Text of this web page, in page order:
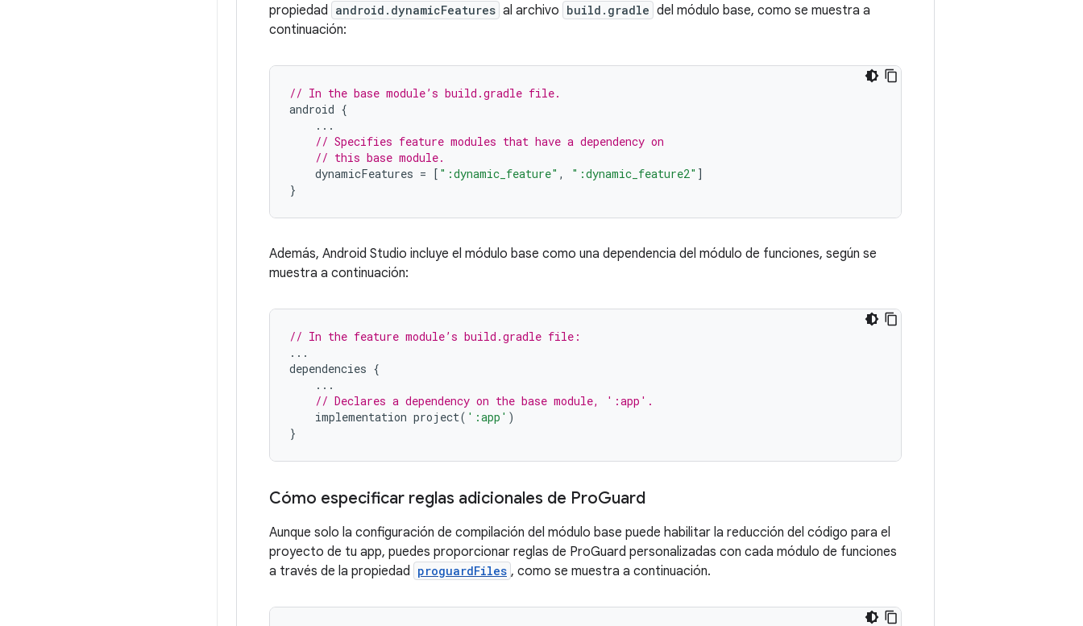
propiedad android.dynamicFeatures al archivo build.gradle del módulo base, como se muestra a
continuación:
// In the base module’s build.gradle file.
android {
...
// Specifies feature modules that have a dependency on
// this base module.
dynamicFeatures = [ ":dynamic_feature" , ":dynamic_feature2" ]
}
Además, Android Studio incluye el módulo base como una dependencia del módulo de funciones, según se
muestra a continuación:
// In the feature module’s build.gradle file:
...
dependencies {
...
// Declares a dependency on the base module, ':app'.
implementation project( ':app' )
}
Cómo especificar reglas adicionales de ProGuard
Aunque solo la configuración de compilación del módulo base puede habilitar la reducción del código para el
proyecto de tu app, puedes proporcionar reglas de ProGuard personalizadas con cada módulo de funciones
a través de la propiedad proguardFiles , como se muestra a continuación.